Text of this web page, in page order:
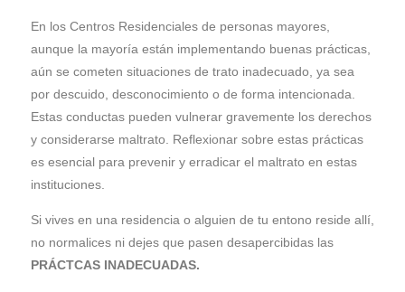
En los Centros Residenciales de personas mayores,
aunque la mayoría están implementando buenas prácticas,
aún se cometen situaciones de trato inadecuado, ya sea
por descuido, desconocimiento o de forma intencionada.
Estas conductas pueden vulnerar gravemente los derechos
y considerarse maltrato. Reflexionar sobre estas prácticas
es esencial para prevenir y erradicar el maltrato en estas
instituciones.
Si vives en una residencia o alguien de tu entono reside allí,
no normalices ni dejes que pasen desapercibidas las
PRÁCTCAS INADECUADAS.